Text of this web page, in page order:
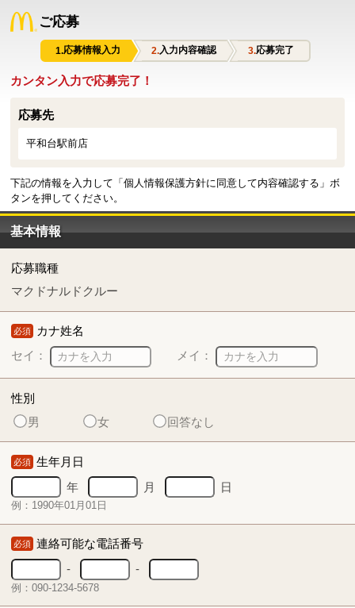
ご応募
応募情報入力 入力内容確認 応募完了
カンタン入力で応募完了！
応募先
平和台駅前店
下記の情報を入力して「個人情報保護方針に同意して内容確認する」ボ
タンを押してください。
基本情報
応募職種
マクドナルドクルー
必須 カナ姓名
セイ：
メイ：
性別
男
女 回答なし
必須 生年月日
年
月 日
例：1990年01月01日
必須 連絡可能な電話番号
-
-
例：090-1234-5678